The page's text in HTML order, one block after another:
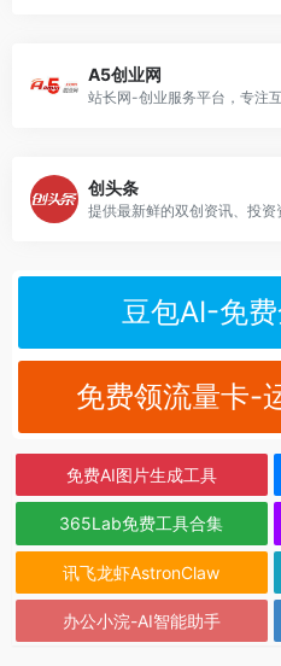
A5创业网
站长网-创业服务平台，专注
创头条
提供最新鲜的双创资讯、投
豆包AI-免
免费领流量卡-
免费AI图片生成工具
365Lab免费工具合集
讯飞龙虾AstronClaw
办公小浣-AI智能助手